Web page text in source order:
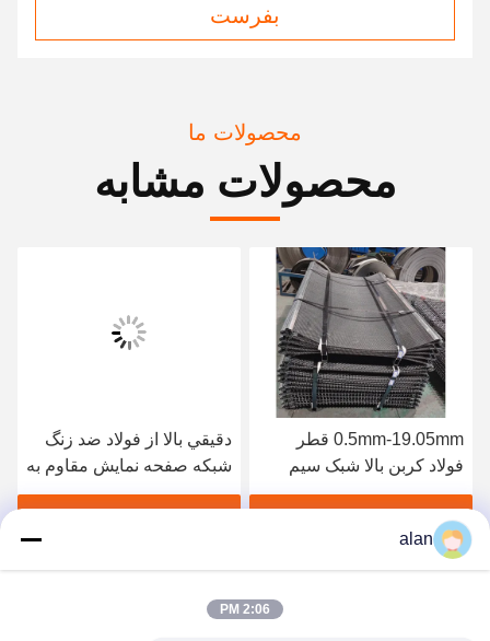
بفرست
محصولات ما
محصولات مشابه
0.5mm-19.05mm قطر
فولاد کربن بالا شبک سیم
صفحه نمایش برای معدن و
معدن
بهترین قیمت رو بدست بیار
دقيقي بالا از فولاد ضد زنگ
شبكه صفحه نمایش مقاوم به
فرسایش و خوردگی
alan
2:06 PM